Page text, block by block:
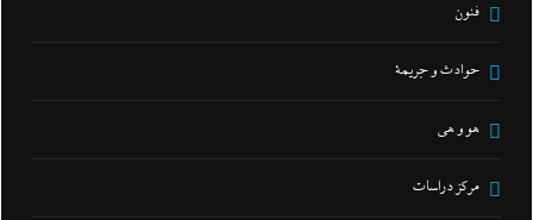
فنون
حوادث و جريمة
هو و هي
مركز دراسات